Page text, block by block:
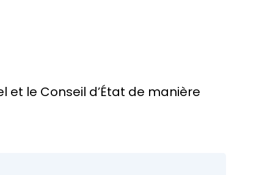
et le Conseil d’État de manière